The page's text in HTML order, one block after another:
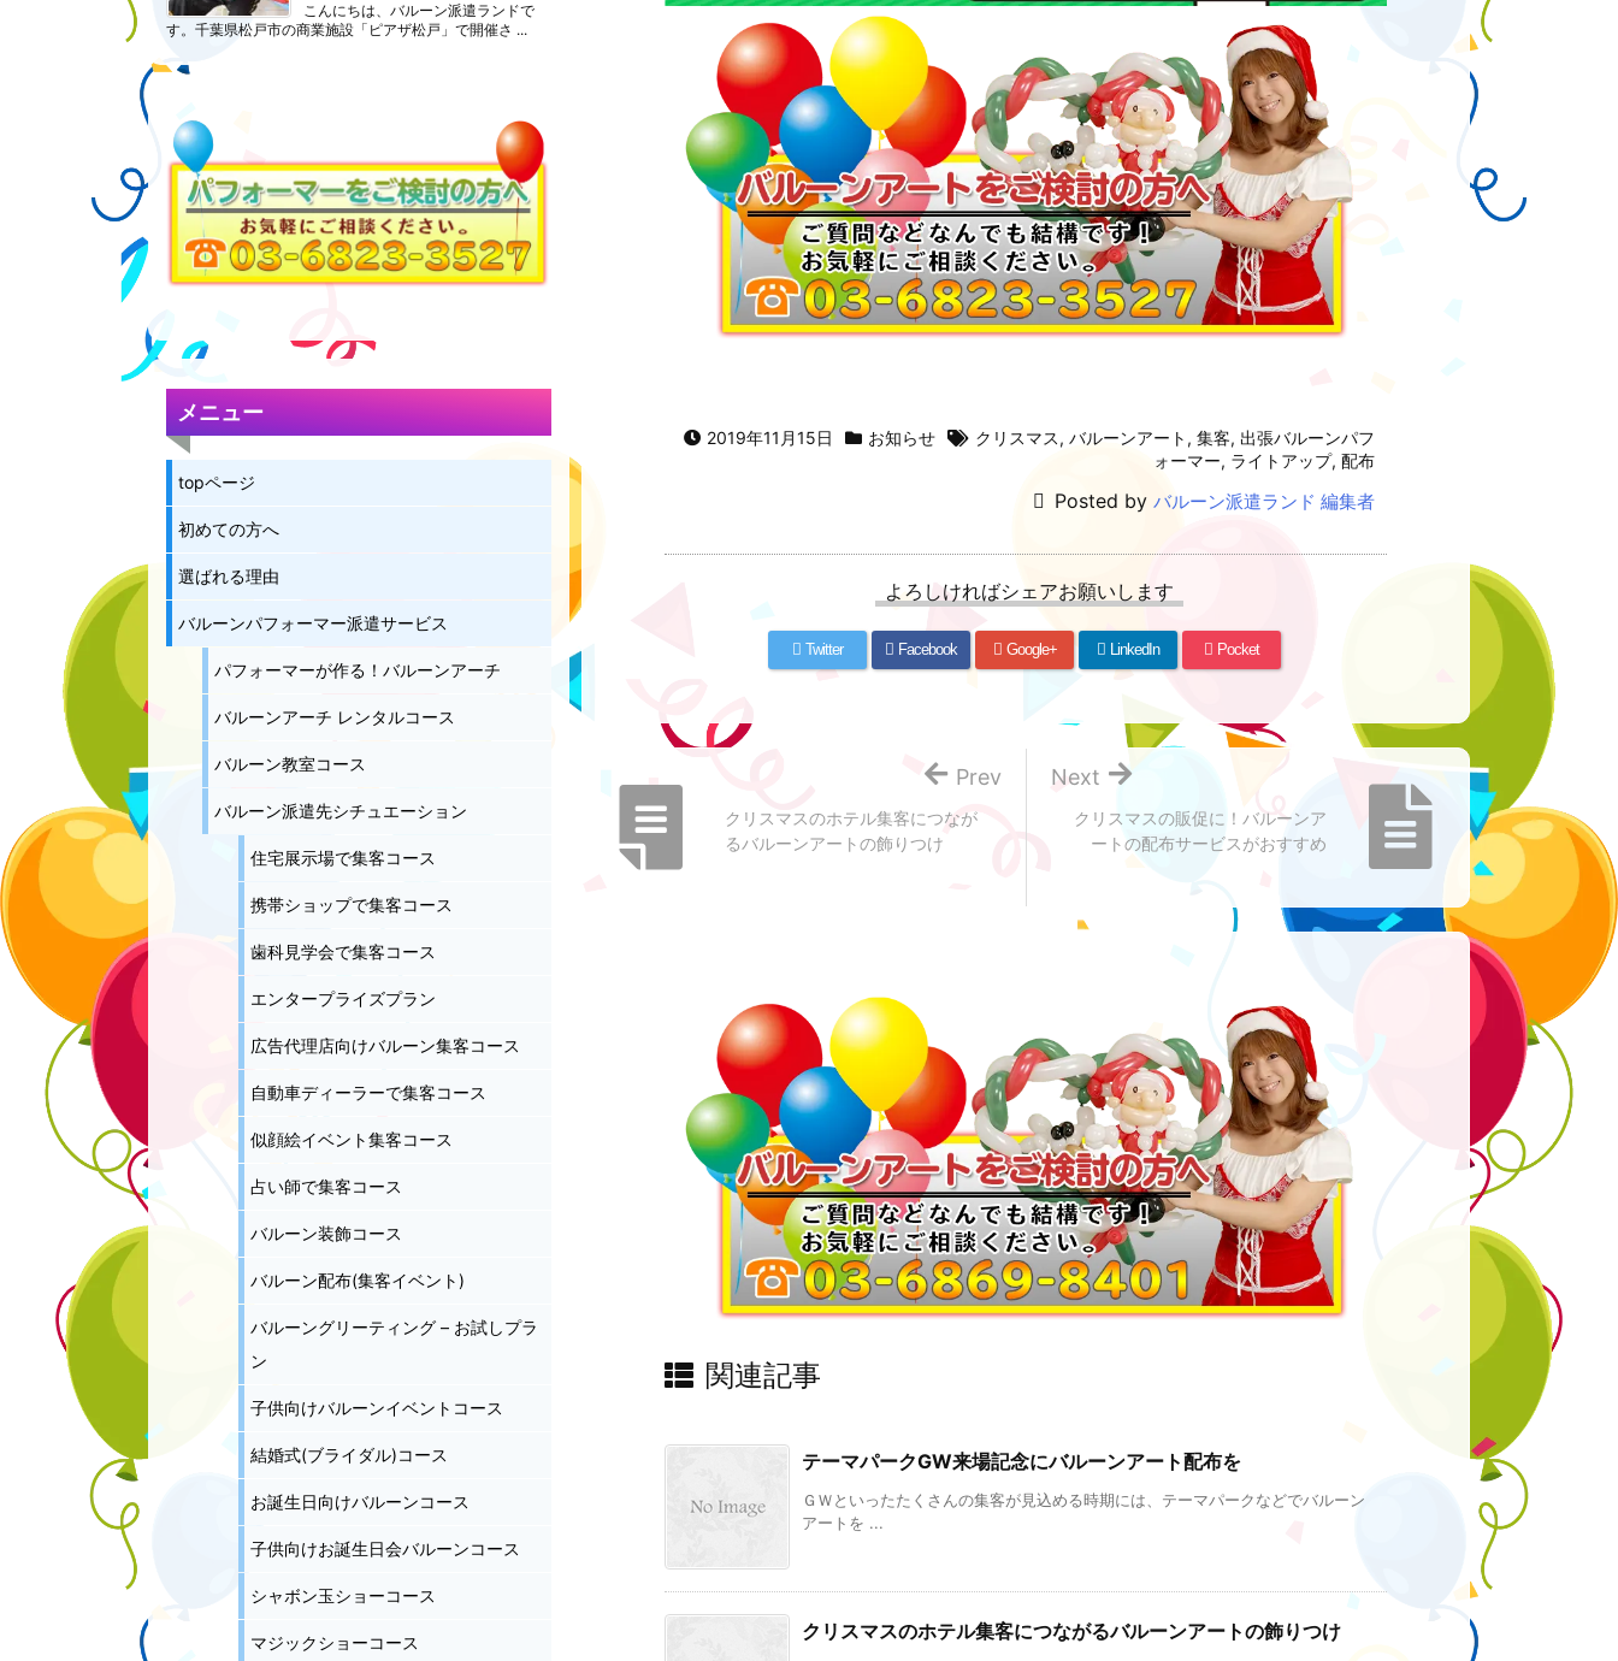
2019年11月15日 お知らせ クリスマス, バルーンアート , 集客, 出張バルーンパフ
ォーマー, ライトアップ, 配布
Posted by バルーン派遣ランド 編集者
よろしければシェアお願いします
Twitter Facebook Google+ LinkedIn Pocket
クリスマスの販促に！バルーンア
ートの配布サービスがおすすめ
Next
クリスマスのホテル集客につなが
るバルーンアートの飾りつけ
Prev
関連記事
テーマパークGW来場記念にバルーンアート配布を
ＧＷといったたくさんの集客が見込める時期には、テーマパークなどでバルーン
アートを ...
クリスマスのホテル集客につながるバルーンアートの飾りつけ
こんにちは、バルーン派遣ランドで
す。千葉県松戸市の商業施設「ピアザ松戸」で開催さ ...
メニュー
topページ
初めての方へ
選ばれる理由
バルーンパフォーマー派遣サービス
パフォーマーが作る！バルーンアーチ
バルーンアーチ レンタルコース
バルーン教室コース
バルーン派遣先シチュエーション
住宅展示場で集客コース
携帯ショップで集客コース
歯科見学会で集客コース
エンタープライズプラン
広告代理店向けバルーン集客コース
自動車ディーラーで集客コース
似顔絵イベント集客コース
占い師で集客コース
バルーン装飾コース
バルーン配布(集客イベント)
バルーングリーティング – お試しプラ
ン
子供向けバルーンイベントコース
結婚式(ブライダル)コース
お誕生日向けバルーンコース
子供向けお誕生日会バルーンコース
シャボン玉ショーコース
マジックショーコース